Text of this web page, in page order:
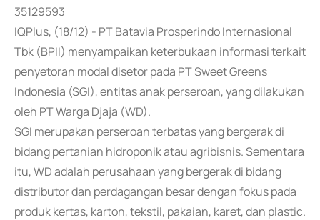
35129593
IQPlus, (18/12) - PT Batavia Prosperindo Internasional
Tbk (BPII) menyampaikan keterbukaan informasi terkait
penyetoran modal disetor pada PT Sweet Greens
Indonesia (SGI), entitas anak perseroan, yang dilakukan
oleh PT Warga Djaja (WD).
SGI merupakan perseroan terbatas yang bergerak di
bidang pertanian hidroponik atau agribisnis. Sementara
itu, WD adalah perusahaan yang bergerak di bidang
distributor dan perdagangan besar dengan fokus pada
produk kertas, karton, tekstil, pakaian, karet, dan plastic.